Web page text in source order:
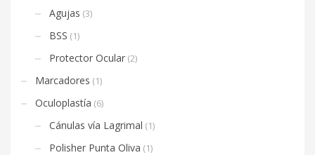
Agujas (3)
BSS (1)
Protector Ocular (2)
Marcadores (1)
Oculoplastía (6)
Cánulas vía Lagrimal (1)
Polisher Punta Oliva (1)